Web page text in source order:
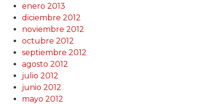
enero 2013
diciembre 2012
noviembre 2012
octubre 2012
septiembre 2012
agosto 2012
julio 2012
junio 2012
mayo 2012